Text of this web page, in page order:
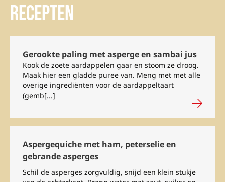
Recepten
Gerookte paling met asperge en sambai jus
Kook de zoete aardappelen gaar en stoom ze droog.
Maak hier een gladde puree van. Meng met met alle
overige ingrediënten voor de aardappeltaart
(gemb[...]
Aspergequiche met ham, peterselie en
gebrande asperges
Schil de asperges zorgvuldig, snijd een klein stukje